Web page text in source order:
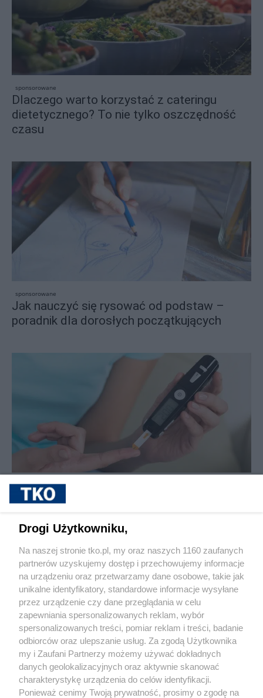
sponsorowane
Dlaczego warto korzystać z cateringu
dietetycznego? To nie tylko oszczędność
czasu
sponsorowane
Jak nauczyć się rysować od podstaw –
poradnik dla dorosłych początkujących
sponsorowane
Cukrzyca – cicha epidemia, która
możliwości leczenia i rosnąca rola
Pokaż więcej
Reklama Tematy Archiwum artykułów
Drogi Użytkowniku,
Na naszej stronie tko.pl, my oraz naszych 1160 zaufanych
partnerów uzyskujemy dostęp i przechowujemy informacje
na urządzeniu oraz przetwarzamy dane osobowe, takie jak
unikalne identyfikatory, standardowe informacje wysyłane
przez urządzenie czy dane przeglądania w celu
zapewniania spersonalizowanych reklam, wybór
spersonalizowanych treści, pomiar reklam i treści, badanie
odbiorców oraz ulepszanie usług. Za zgodą Użytkownika
my i Zaufani Partnerzy możemy używać dokładnych
danych geolokalizacyjnych oraz aktywnie skanować
charakterystykę urządzenia do celów identyfikacji.
Ponieważ cenimy Twoją prywatność, prosimy o zgodę na